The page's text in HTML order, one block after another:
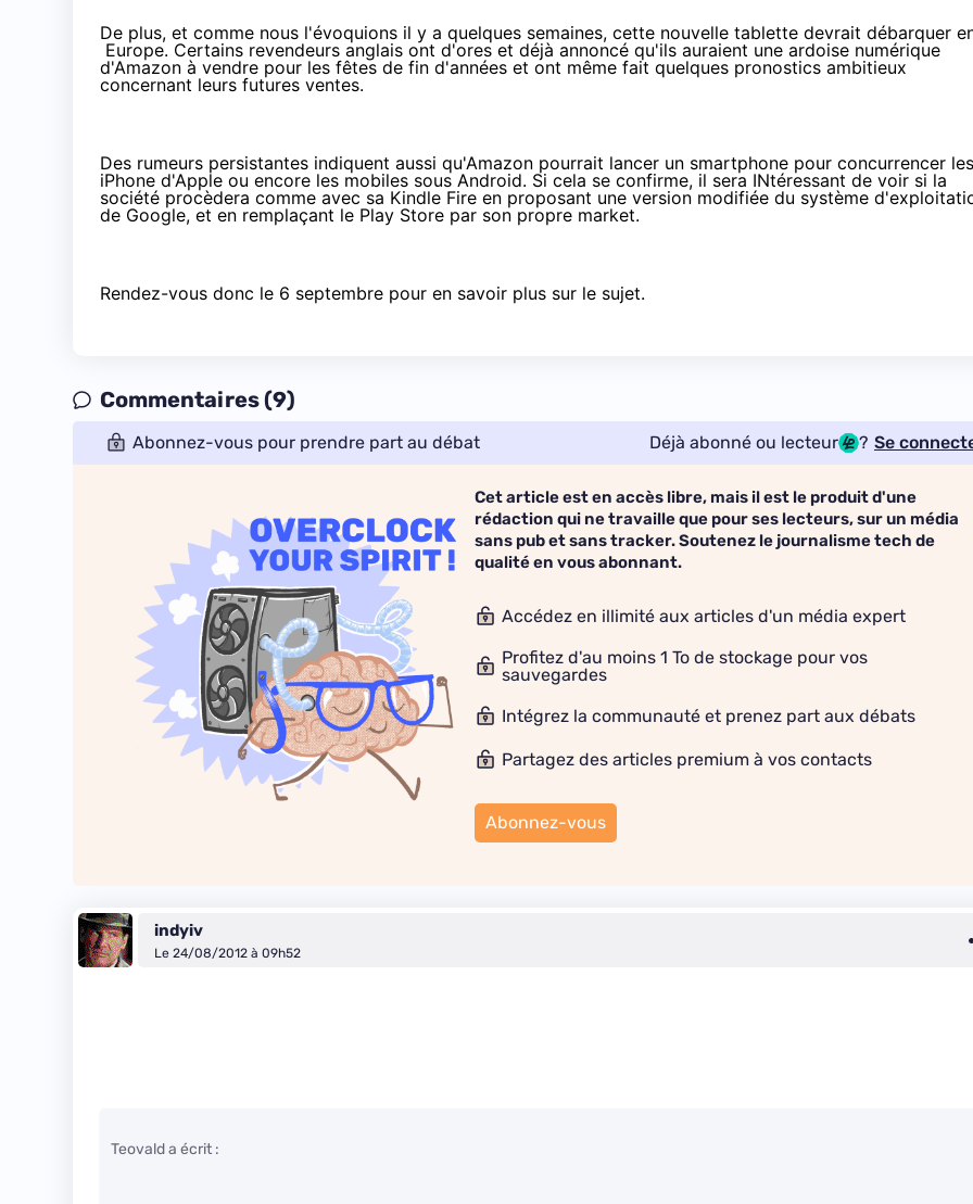
De plus, et comme nous l'évoquions il y a quelques semaines, cette nouvelle tablette devrait débarquer
Europe. Certains revendeurs anglais ont d'ores et déjà annoncé qu'ils auraient une ardoise numérique
d'Amazon à vendre pour les fêtes de fin d'années et ont même fait quelques pronostics ambitieux
concernant leurs futures ventes.
Des rumeurs persistantes indiquent aussi qu'Amazon pourrait lancer un smartphone pour concurrencer les
iPhone d'Apple ou encore les mobiles sous Android. Si cela se confirme, il sera INtéressant de voir si la
société procèdera comme avec sa Kindle Fire en proposant une version modifiée du système
de Google, et en remplaçant le Play Store par son propre market.
Rendez-vous donc le 6 septembre pour en savoir plus sur le sujet.
Commentaires (9)
Abonnez-vous pour prendre part au débat Déjà abonné ou lecteur ? Se
Cet article est en accès libre, mais il est le produit d'une
rédaction qui ne travaille que pour ses lecteurs, sur un média
sans pub et sans tracker. Soutenez le journalisme tech de
qualité en vous abonnant.
Accédez en illimité aux articles d'un média expert
Profitez d'au moins 1 To de stockage pour vos
sauvegardes
Intégrez la communauté et prenez part aux débats
Partagez des articles premium à vos contacts
Abonnez-vous
indyiv
Le 24/08/2012 à 09h52
Teovald a écrit :